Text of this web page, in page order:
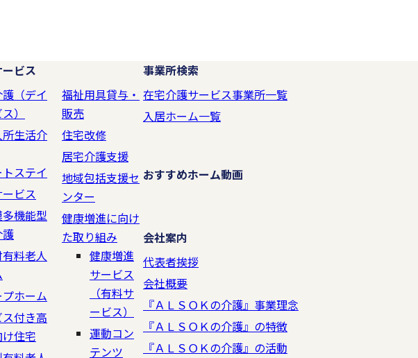
情報の紛失、破壊、改ざん、および漏えいなどを防止す
の紛失、破壊、改ざん、および漏えいなどを防止するため、不正アクセス対策、ウ
策を行います。
およびその他の規範を遵守します。
の取り扱いに関して、個人情報保護法をはじめとする個人情報に関する法令および
情報保護コンプライアンス・プログラムの継続的改善を
ビス
（デイ
）
生活介
ステイ
ビス
機能型
護
料老人
ホーム
付き高
住宅
福祉用具貸与・
販売
住宅改修
居宅介護支援
地域包括支援セ
ンター
健康増進に向け
た取り組み
健康増進
サービス
（有料サ
ービス）
運動コン
テンツ
事業所検索
在宅介護サービス事業所一覧
入居ホーム一覧
おすすめホーム動画
会社案内
代表者挨拶
会社概要
『ＡＬＳＯＫの介護』事業理念
『ＡＬＳＯＫの介護』の特徴
『ＡＬＳＯＫの介護』の活動